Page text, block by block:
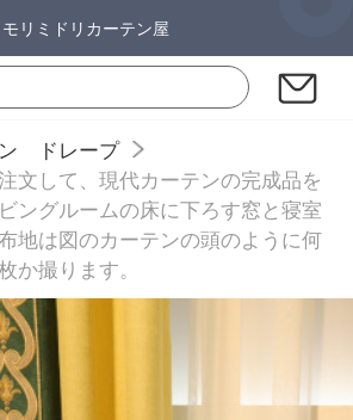
モリミドリカーテン屋
ドレープ
文して、現代カーテンの完成品を
ングルームの床に下ろす窓と寝室
地は図のカーテンの頭のように何
か撮ります。